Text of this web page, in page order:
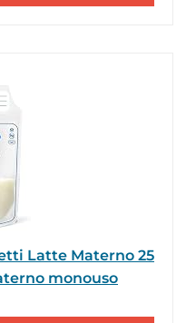
Latte Materno 25
monouso